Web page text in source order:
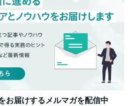
お届けするメルマガを配信中